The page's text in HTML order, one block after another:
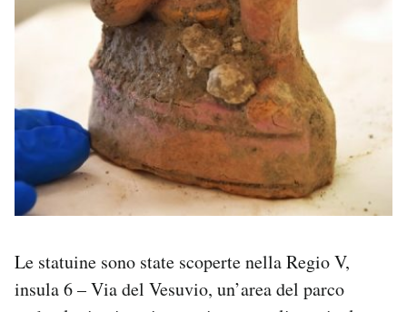
Le statuine sono state scoperte nella Regio V,
insula 6 – Via del Vesuvio, un’area del parco